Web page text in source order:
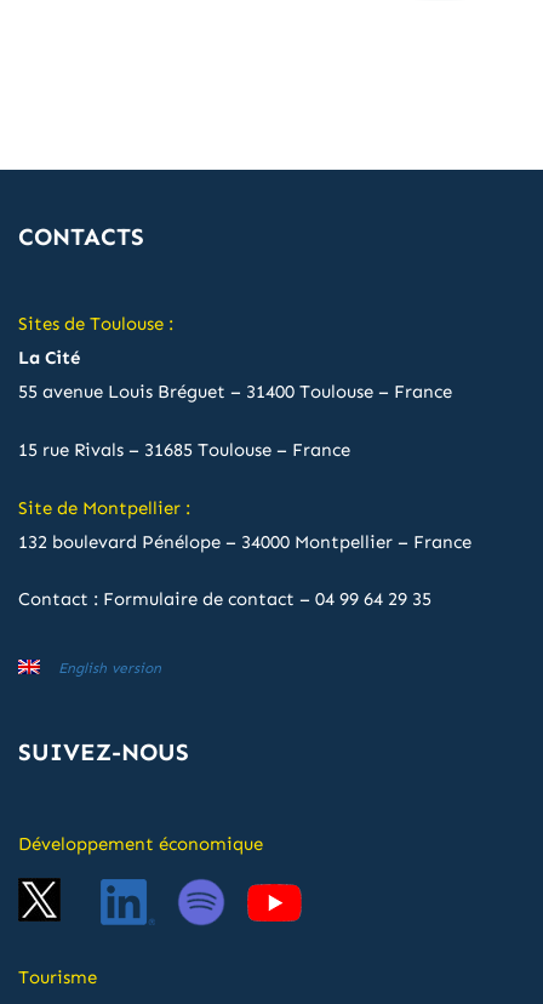
CONTACTS
Sites de Toulouse :
La Cité
55 avenue Louis Bréguet – 31400 Toulouse – France
15 rue Rivals – 31685 Toulouse – France
Site de Montpellier :
132 boulevard Pénélope – 34000 Montpellier – France
Contact : Formulaire de contact – 04 99 64 29 35
English version
SUIVEZ-NOUS
Développement économique
Tourisme